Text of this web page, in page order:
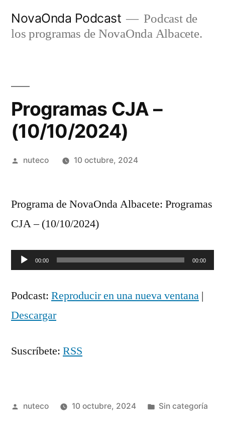
NovaOnda Podcast
Podcast de
los programas de NovaOnda Albacete.
Programas CJA –
(10/10/2024)
Publicada
nuteco 10 octubre, 2024
Programa de NovaOnda Albacete: Programas
CJA – (10/10/2024)
Reproductor
audio
00:00 00:00
Podcast: Reproducir en una nueva ventana |
Descargar
Suscríbete: RSS
Publicada
nuteco 10 octubre, 2024
Publicada
Sin categoría